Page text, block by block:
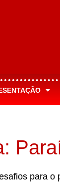
para o